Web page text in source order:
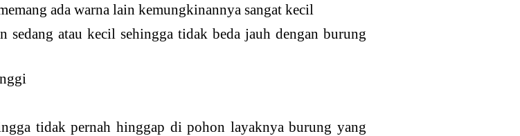
ada warna lain kemungkinannya sangat kecil
atau kecil sehingga tidak beda jauh dengan burung
tidak pernah hinggap di pohon layaknya burung yang